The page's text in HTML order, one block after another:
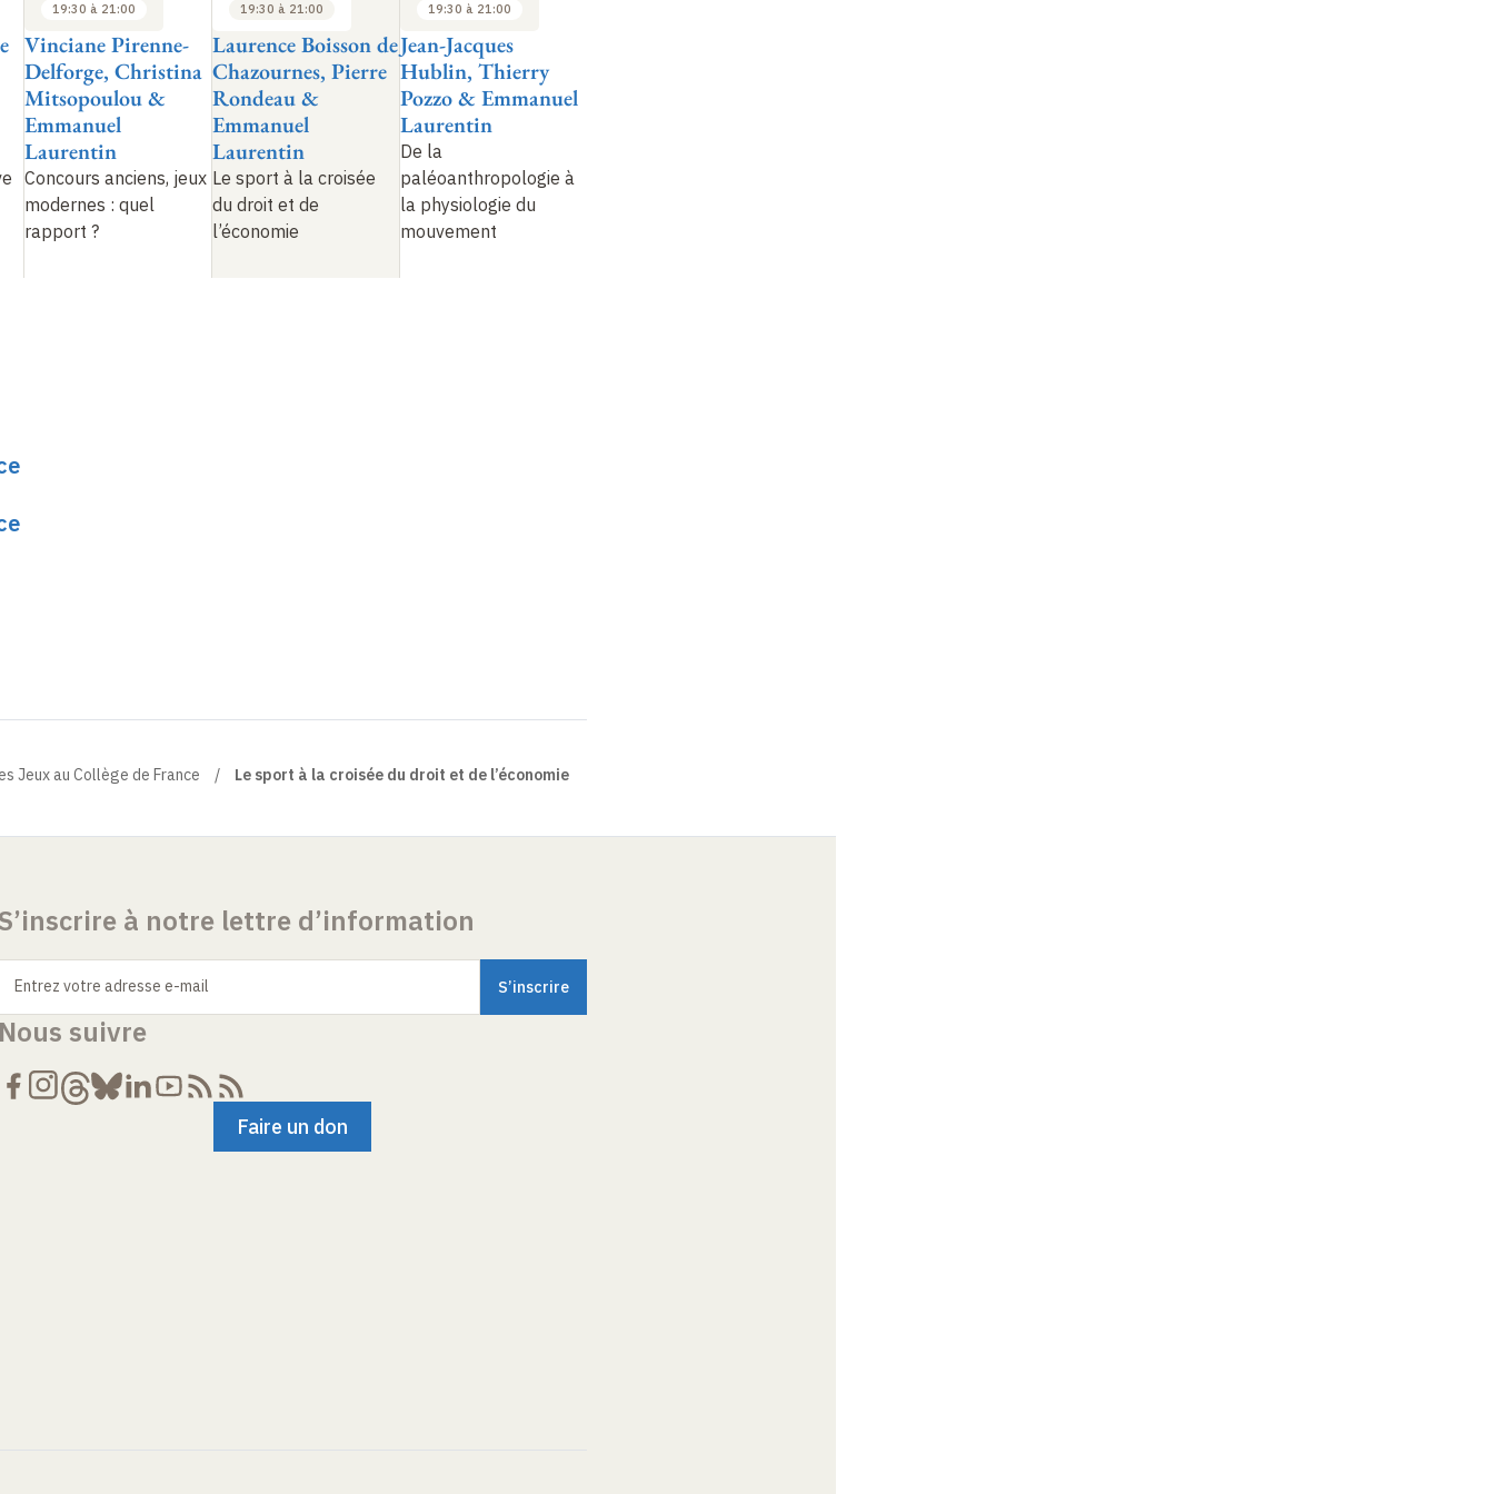
Concours anciens, jeux
modernes : quel
rapport ?
Vinciane Pirenne-
Delforge, Christina
Mitsopoulou &
Emmanuel
Laurentin
19:30 à 21:00
Le sport à la croisée
du droit et de
l’économie
Laurence Boisson de
Chazournes, Pierre
Rondeau &
Emmanuel
Laurentin
19:30 à 21:00
De la
paléoanthropologie à
la physiologie du
mouvement
Jean-Jacques
Hublin, Thierry
Pozzo & Emmanuel
Laurentin
19:30 à 21:00
Jeux au Collège de France Le sport à la croisée du droit et de l’économie
à notre lettre d’information
Entrez votre adresse e-mail
suivre
Faire un don